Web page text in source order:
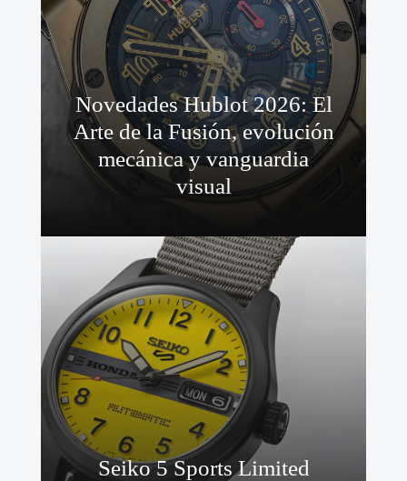
Novedades Hublot 2026: El
Arte de la Fusión, evolución
mecánica y vanguardia
visual
Seiko 5 Sports Limited